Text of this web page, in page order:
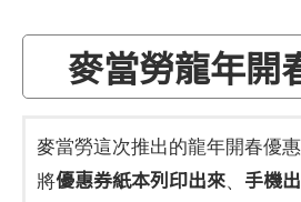
麥當勞龍年開
麥當勞這次推出的龍年開春優
將優惠券紙本列印出來、 手機